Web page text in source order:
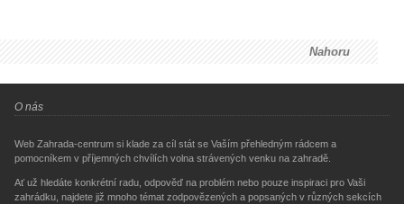
Nahoru
O nás
Web Zahrada-centrum si klade za cíl stát se Vaším přehledným rádcem a
pomocníkem v příjemných chvílích volna strávených venku na zahradě.
Ať už hledáte konkrétní radu, odpověď na problém nebo pouze inspiraci pro Vaši
zahrádku, najdete již mnoho témat zodpovězených a popsaných v různých sekcích